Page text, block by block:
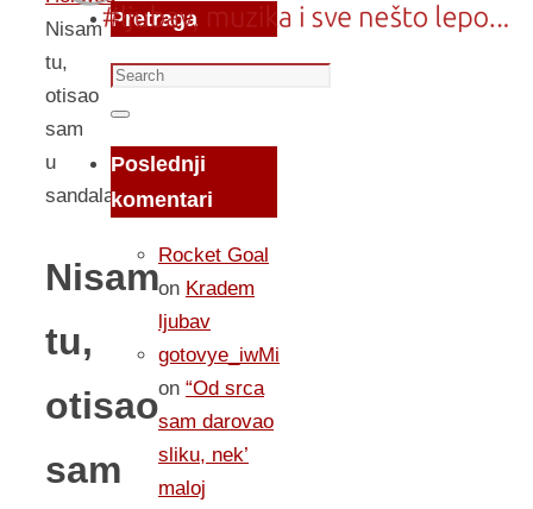
Nisam
tu,
otisao
sam
u
sandalama
Nisam
tu,
otisao
sam
Pretraga
Search
for:
Search
Poslednji
komentari
Rocket Goal
on Kradem
ljubav
gotovye_iwMi
on “Od srca
sam darovao
sliku, nek’
maloj